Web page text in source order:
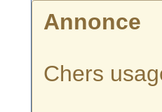
Annonce
Chers